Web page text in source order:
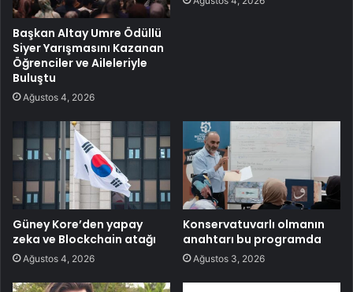
Başkan Altay Umre Ödüllü
Siyer Yarışmasını Kazanan
Öğrenciler ve Aileleriyle
Buluştu
Ağustos 4, 2026
Güney Kore’den yapay
zeka ve Blockchain atağı
Ağustos 4, 2026
Konservatuvarlı olmanın
anahtarı bu programda
Ağustos 3, 2026